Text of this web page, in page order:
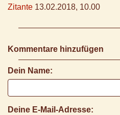
Zitante 13.02.2018, 10.00
Kommentare hinzufügen
Dein Name:
Deine E-Mail-Adresse: